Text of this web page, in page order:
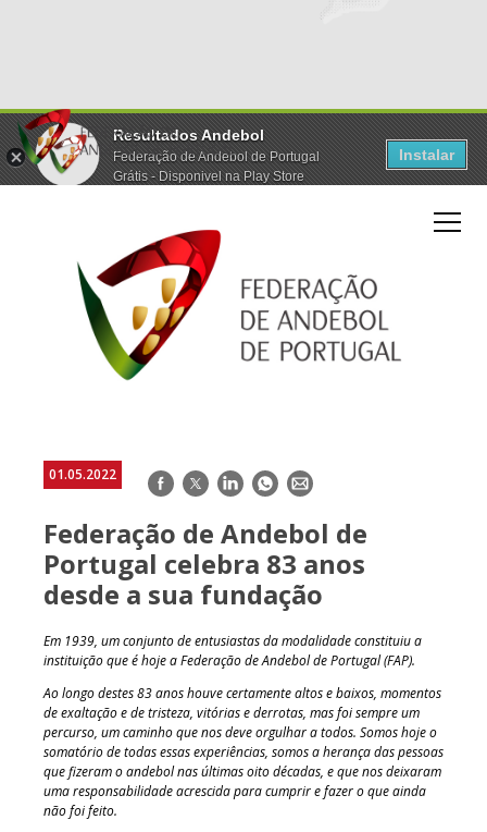
Resultados Andebol
Federação de Andebol de Portugal
Grátis - Disponivel na Play Store
Instalar
01.05.2022 Facebook
TwitterLinkedInWhatsApp
E-
Federação de Andebol de
Portugal celebra 83 anos
desde a sua fundação
Em 1939, um conjunto de entusiastas da modalidade constituiu a
instituição que é hoje a Federação de Andebol de Portugal (FAP).
Ao longo destes 83 anos houve certamente altos e baixos, momentos
de exaltação e de tristeza, vitórias e derrotas, mas foi sempre um
percurso, um caminho que nos deve orgulhar a todos. Somos hoje o
somatório de todas essas experiências, somos a herança das pessoas
que fizeram o andebol nas últimas oito décadas, e que nos deixaram
uma responsabilidade acrescida para cumprir e fazer o que ainda
não foi feito.